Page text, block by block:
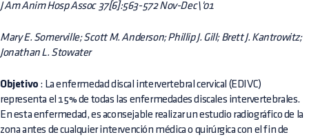
J Am Anim Hosp Assoc 37[6]:563-572 Nov-Dec\'01
Mary E. Somerville; Scott M. Anderson; Phillip J. Gill; Brett J. Kantrowitz;
Jonathan L. Stowater
Objetivo : La enfermedad discal intervertebral cervical (EDIVC)
representa el 15% de todas las enfermedades discales intervertebrales.
En esta enfermedad, es aconsejable realizar un estudio radiográfico de la
zona antes de cualquier intervención médica o quirúrgica con el fin de